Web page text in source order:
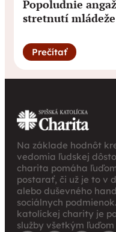
Popoludnie
stretnutí mládeže
Prečítať
Na základe hodnôt
vedomia ľudskej
charita pomáha
postarať, či už je to v
alebo duševného
sociálnych
katolíckej charity je
služby všetkým